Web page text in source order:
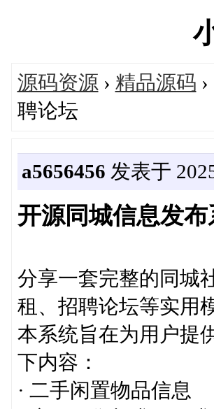
源码资源 › 精品源码
聘论坛
a5656456 发表于
开源同城信息发
分享一套完整的同城
租、招聘论坛等实用
本系统旨在为用户提
下内容：
· 二手闲置物品信息